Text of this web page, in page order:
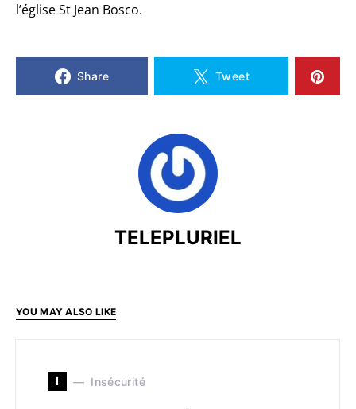
l’église St Jean Bosco.
Share Tweet
TELEPLURIEL
YOU MAY ALSO LIKE
I Insécurité